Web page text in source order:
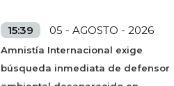
15:39 05 - AGOSTO - 2026
Amnistía Internacional exige
búsqueda inmediata de defensor